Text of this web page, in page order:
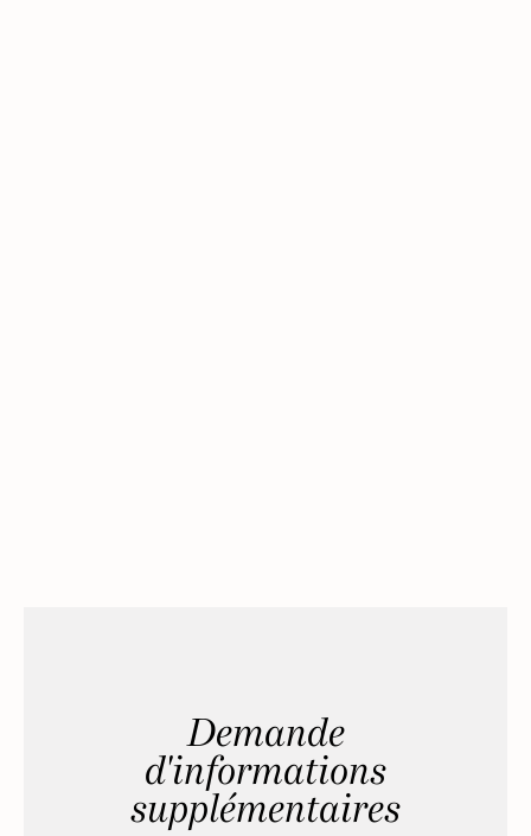
Demande
d'informations
supplémentaires